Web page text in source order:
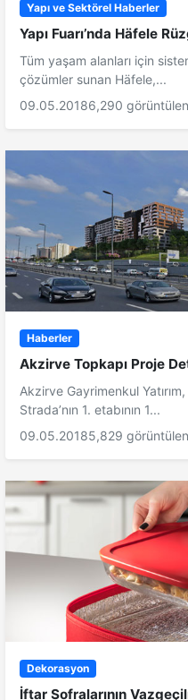
Yapı ve Sektörel Haberler
Yapı Fuarı’nda Häfele
Tüm yaşam alanları için
çözümler sunan Häfele,...
09.05.20186,290
Haberler
Akzirve Topkapı Proje
Akzirve Gayrimenkul
Strada’nın 1. etabının 1...
09.05.20185,829
Dekorasyon
İftar Sofralarının